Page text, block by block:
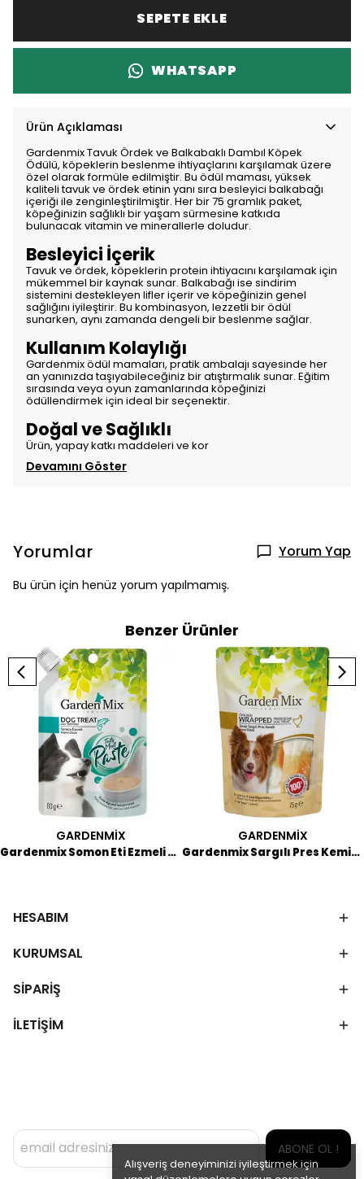
Alışveriş deneyiminizi iyileştirmek için
SEPETE EKLE
WHATSAPP
Ürün Açıklaması
Gardenmix Tavuk Ördek ve Balkabaklı Dambıl Köpek
Ödülü, köpeklerin beslenme ihtiyaçlarını karşılamak üzere
özel olarak formüle edilmiştir. Bu ödül maması, yüksek
kaliteli tavuk ve ördek etinin yanı sıra besleyici balkabağı
içeriği ile zenginleştirilmiştir. Her bir 75 gramlık paket,
köpeğinizin sağlıklı bir yaşam sürmesine katkıda
bulunacak vitamin ve minerallerle doludur.
Besleyici İçerik
Tavuk ve ördek, köpeklerin protein ihtiyacını karşılamak için
mükemmel bir kaynak sunar. Balkabağı ise sindirim
sistemini destekleyen lifler içerir ve köpeğinizin genel
sağlığını iyileştirir. Bu kombinasyon, lezzetli bir ödül
sunarken, aynı zamanda dengeli bir beslenme sağlar.
Kullanım Kolaylığı
Gardenmix ödül mamaları, pratik ambalajı sayesinde her
an yanınızda taşıyabileceğiniz bir atıştırmalık sunar. Eğitim
sırasında veya oyun zamanlarında köpeğinizi
ödüllendirmek için ideal bir seçenektir.
Doğal ve Sağlıklı
Ürün, yapay katkı maddeleri ve kor
Devamını Göster
Yorumlar Yorum Yap
Bu ürün için henüz yorum yapılmamış.
Benzer Ürünler
GARDENMİX
Gardenmix Somon Eti Ezmeli Köpek Ödülü 80 GR
GARDENMİX
Gardenmix Sargılı Pres Kemik Köpek Ödülü 75 GR
HESABIM
KURUMSAL
SİPARİŞ
İLETİŞİM
ABONE OL !